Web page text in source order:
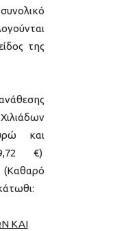
της
και
€)
(Καθαρό
ΚΑΙ